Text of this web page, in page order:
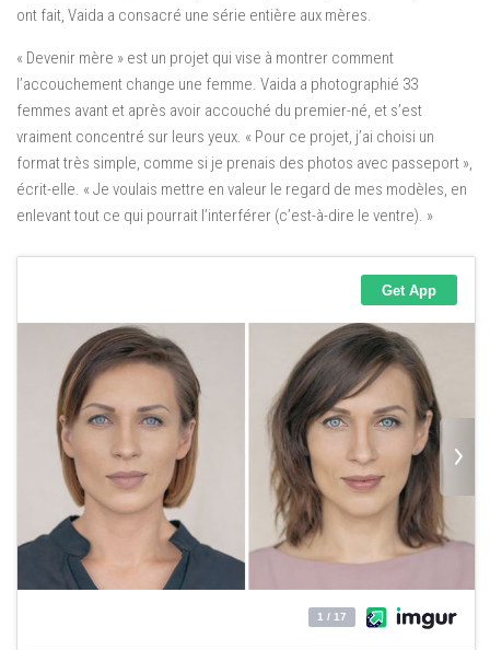
ont fait, Vaida a consacré une série entière aux mères.
« Devenir mère » est un projet qui vise à montrer comment
l’accouchement change une femme. Vaida a photographié 33
femmes avant et après avoir accouché du premier-né, et s’est
vraiment concentré sur leurs yeux. « Pour ce projet, j’ai choisi un
format très simple, comme si je prenais des photos avec passeport »,
écrit-elle. « Je voulais mettre en valeur le regard de mes modèles, en
enlevant tout ce qui pourrait l’interférer (c’est-à-dire le ventre). »